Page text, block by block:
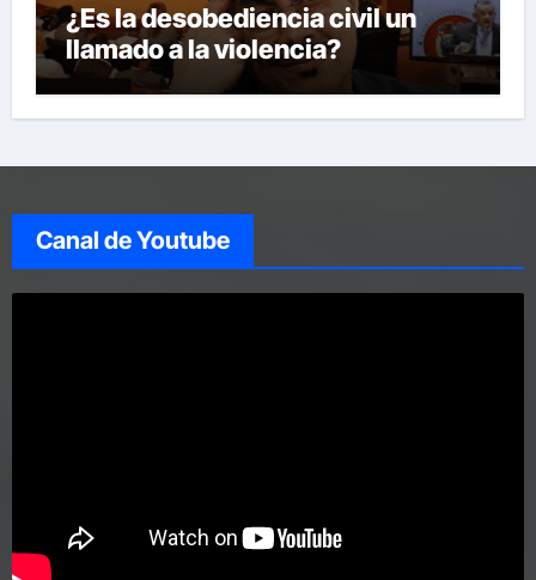
¿Es la desobediencia civil un
llamado a la violencia?
Canal de Youtube